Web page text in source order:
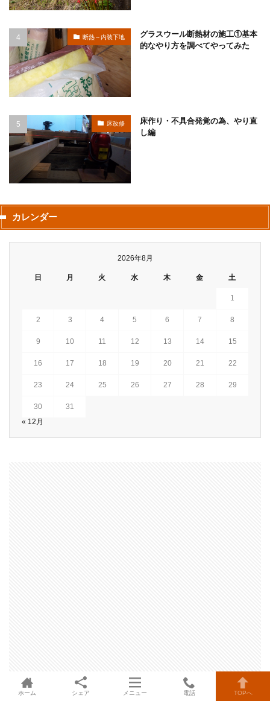
断熱～内装下地
グラスウール断熱材の施工①基本
的なやり方を調べてやってみた
床改修
床作り・不具合発覚の為、やり直
し編
カレンダー
2026年8月
日 月 火 水 木 金 土
1
2 3 4 5 6 7 8
9 10 11 12 13 14 15
16 17 18 19 20 21 22
23 24 25 26 27 28 29
30
31
« 12月
ホーム シェア メニュー 電話 TOPへ